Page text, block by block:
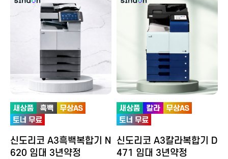
신도리코 A3흑백복합기 N
620 임대 3년약정
신도리코 A3칼라복합기 D
471 임대 3년약정